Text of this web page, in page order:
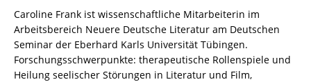
Caroline Frank ist wissenschaftliche Mitarbeiterin im
Arbeitsbereich Neuere Deutsche Literatur am Deutschen
Seminar der Eberhard Karls Universität Tübingen.
Forschungsschwerpunkte: therapeutische Rollenspiele und
Heilung seelischer Störungen in Literatur und Film,